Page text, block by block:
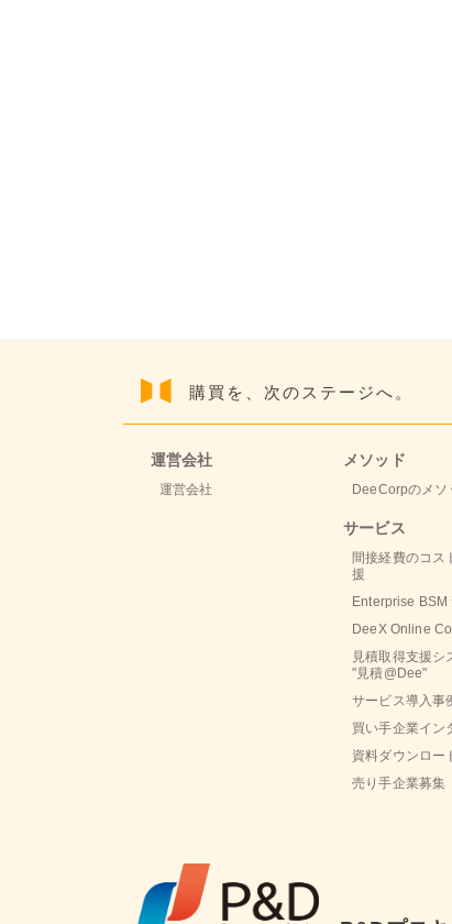
購買を、次のステージへ。
運営会社
運営会社
メソッド
DeeCorpのメソ
サービス
間接経費のコス
援
Enterprise BSM
DeeX Online
見積取得支援シ
"見積@Dee"
サービス導入事
買い手企業イン
資料ダウンロー
売り手企業募集